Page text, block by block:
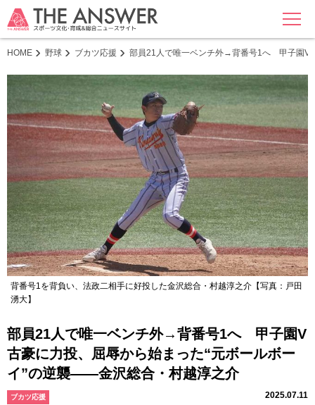
MENU
HOME 野球 ブカツ応援 部員21人で唯一ベンチ外→背番号1へ 甲子園V
背番号1を背負い、法政二相手に好投した金沢総合・村越淳之介【写真：戸田
湧大】
部員21人で唯一ベンチ外→背番号1へ 甲子園V
古豪に力投、屈辱から始まった“元ボールボー
イ”の逆襲――金沢総合・村越淳之介
ブカツ応援 2025.07.11